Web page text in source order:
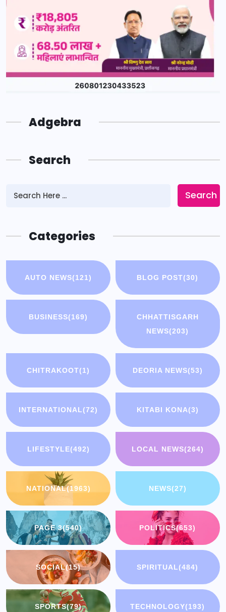
Adgebra
Search
Search
Categories
AUTO NEWS(121) BLOG POST(30)
BUSINESS(169)
CHHATTISGARH
NEWS(203)
CHITRAKOOT(1) DEORIA NEWS(53)
INTERNATIONAL(72) KITABI KONA(3)
LIFESTYLE(492) LOCAL NEWS(264)
NATIONAL(1963) NEWS(27)
PAGE 3(540) POLITICS(653)
SOCIAL(15) SPIRITUAL(484)
SPORTS(79) TECHNOLOGY(193)